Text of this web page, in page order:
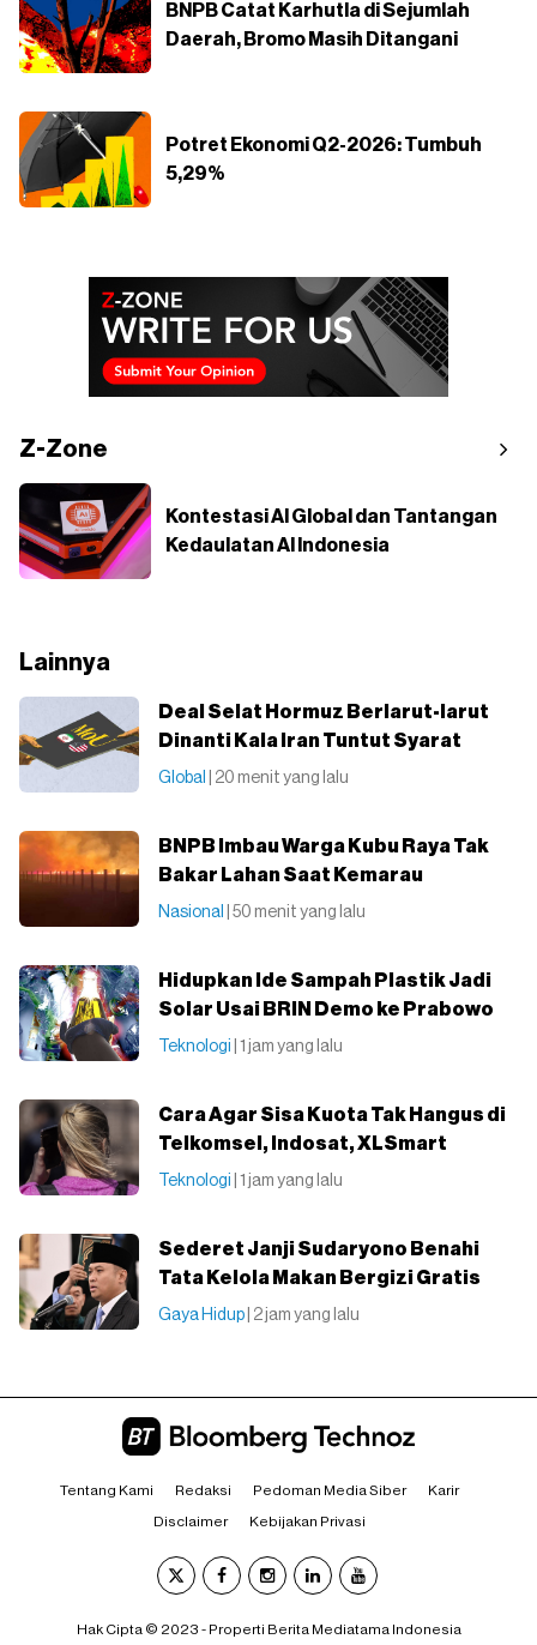
BNPB Catat Karhutla di Sejumlah
Daerah, Bromo Masih Ditangani
Potret Ekonomi Q2-2026: Tumbuh
5,29%
Z-Zone
Kontestasi AI Global dan Tantangan
Kedaulatan AI Indonesia
Lainnya
Deal Selat Hormuz Berlarut-larut
Dinanti Kala Iran Tuntut Syarat
Global | 20 menit yang lalu
BNPB Imbau Warga Kubu Raya Tak
Bakar Lahan Saat Kemarau
Nasional | 50 menit yang lalu
Hidupkan Ide Sampah Plastik Jadi
Solar Usai BRIN Demo ke Prabowo
Teknologi | 1 jam yang lalu
Cara Agar Sisa Kuota Tak Hangus di
Telkomsel, Indosat, XLSmart
Teknologi | 1 jam yang lalu
Sederet Janji Sudaryono Benahi
Tata Kelola Makan Bergizi Gratis
Gaya Hidup | 2 jam yang lalu
Tentang Kami Redaksi Pedoman Media Siber Karir
Disclaimer Kebijakan Privasi
Hak Cipta © 2023 - Properti Berita Mediatama Indonesia